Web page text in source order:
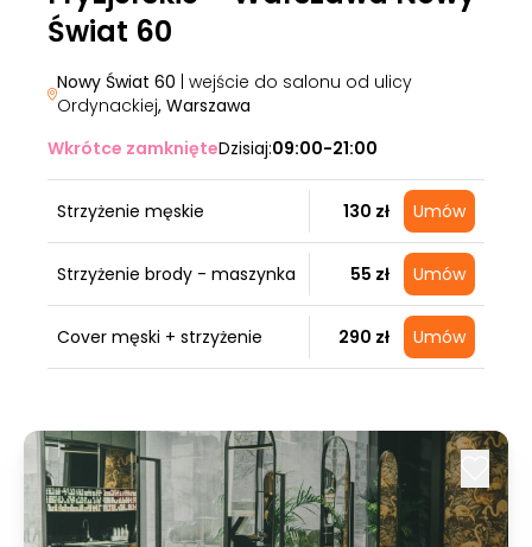
Świat 60
Nowy Świat 60 | wejście do salonu od ulicy
Ordynackiej, Warszawa
Wkrótce zamknięteDzisiaj:09:00-21:00
Strzyżenie męskie 130 zł Umów
Strzyżenie brody - maszynka 55 zł Umów
Cover męski + strzyżenie 290 zł Umów